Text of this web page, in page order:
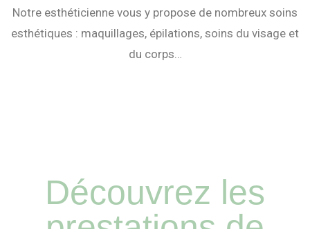
Notre esthéticienne vous y propose de nombreux soins
esthétiques : maquillages, épilations, soins du visage et
du corps…
Découvrez les
brus
hing
brus
hing
(mi-
hing
(mi-
long